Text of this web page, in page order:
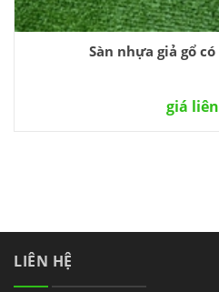
Sàn nhựa giả gổ
giá
LIÊN HỆ